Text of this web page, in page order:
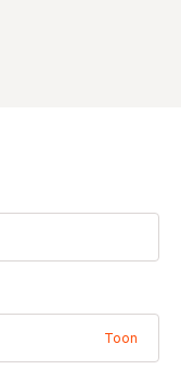
Toon